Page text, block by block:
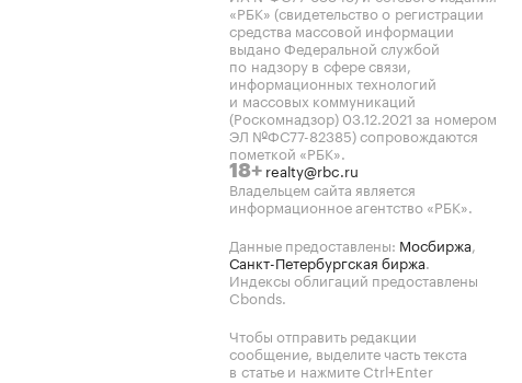
«РБК» (свидетельство о регистрации
средства массовой информации
выдано Федеральной службой
по надзору в сфере связи,
информационных технологий
и массовых коммуникаций
(Роскомнадзор) 03.12.2021 за номером
ЭЛ №ФС77-82385) сопровождаются
пометкой «РБК».
18+ realty@rbc.ru
Владельцем сайта является
информационное агентство «РБК».
Данные предоставлены: Мосбиржа,
Санкт-Петербургская биржа.
Индексы облигаций предоставлены
Cbonds.
Чтобы отправить редакции
сообщение, выделите часть текста
в статье и нажмите Ctrl+Enter